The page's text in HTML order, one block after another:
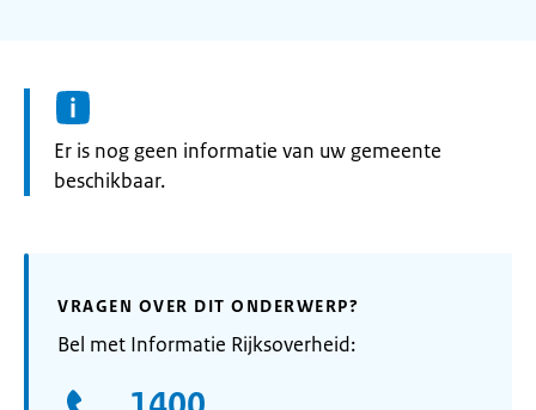
Informatie:
Er is nog geen informatie van uw gemeente
beschikbaar.
VRAGEN OVER DIT ONDERWERP?
Bel met Informatie Rijksoverheid: